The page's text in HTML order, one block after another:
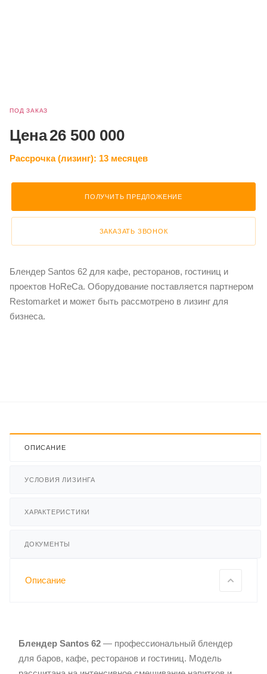
ПОД ЗАКАЗ
Цена26 500 000
Рассрочка (лизинг): 13 месяцев
ПОЛУЧИТЬ ПРЕДЛОЖЕНИЕ
ЗАКАЗАТЬ ЗВОНОК
Блендер Santos 62 для кафе, ресторанов, гостиниц и
проектов HoReCa. Оборудование поставляется партнером
Restomarket и может быть рассмотрено в лизинг для
бизнеса.
ОПИСАНИЕ
УСЛОВИЯ ЛИЗИНГА
ХАРАКТЕРИСТИКИ
ДОКУМЕНТЫ
Описание
Блендер Santos 62 — профессиональный блендер
для баров, кафе, ресторанов и гостиниц. Модель